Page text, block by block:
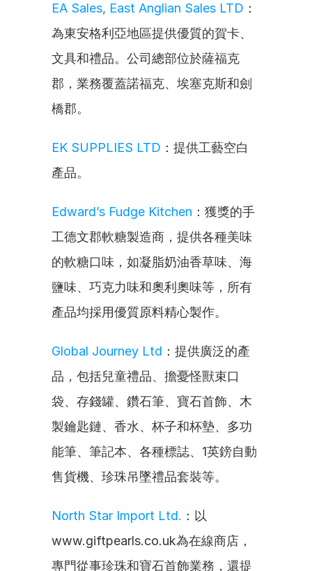
EA Sales, East Anglian Sales LTD ：
為東安格利亞地區提供優質的賀卡、
文具和禮品。公司總部位於薩福克
郡，業務覆蓋諾福克、埃塞克斯和劍
橋郡。
EK SUPPLIES LTD ：提供工藝空白
產品。
Edward’s Fudge Kitchen ：獲獎的手
工德文郡軟糖製造商，提供各種美味
的軟糖口味，如凝脂奶油香草味、海
鹽味、巧克力味和奧利奧味等，所有
產品均採用優質原料精心製作。
Global Journey Ltd ：提供廣泛的產
品，包括兒童禮品、擔憂怪獸束口
袋、存錢罐、鑽石筆、寶石首飾、木
製鑰匙鏈、香水、杯子和杯墊、多功
能筆、筆記本、各種標誌、1英鎊自動
售貨機、珍珠吊墜禮品套裝等。
North Star Import Ltd. ：以
www.giftpearls.co.uk為在線商店，
專門從事珍珠和寶石首飾業務，還提